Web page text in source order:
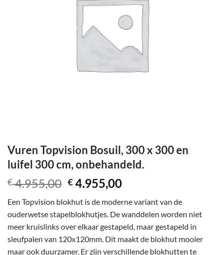
Vuren Topvision Bosuil, 300 x 300 en
luifel 300 cm, onbehandeld.
€4.955,00 Oorspronkelijke
was:
€ 4.955,00.
€ 4.955,00Huidige
is:
€ 4.955,00.
Een Topvision blokhut is de moderne variant van de
ouderwetse stapelblokhutjes. De wanddelen worden niet
meer kruislinks over elkaar gestapeld, maar gestapeld in
sleufpalen van 120x120mm. Dit maakt de blokhut mooier
maar ook duurzamer. Er zijn verschillende blokhutten te